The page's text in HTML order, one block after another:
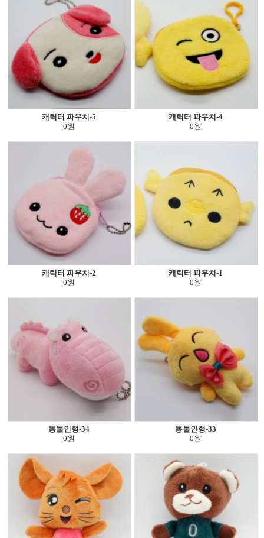
캐릭터 파우치-5
0원
캐릭터 파우치-4
0원
캐릭터 파우치-2
0원
캐릭터 파우치-1
0원
동물인형-34
0원
동물인형-33
0원